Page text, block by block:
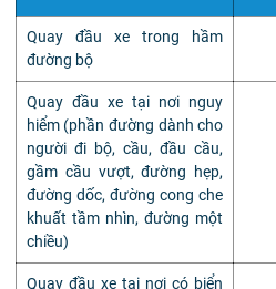
Quay đầu xe trong hầm
đường bộ
Quay đầu xe tại nơi nguy
hiểm (phần đường dành cho
người đi bộ, cầu, đầu cầu,
gầm cầu vượt, đường hẹp,
đường dốc, đường cong che
khuất tầm nhìn, đường một
chiều)
Quay đầu xe tại nơi có biển